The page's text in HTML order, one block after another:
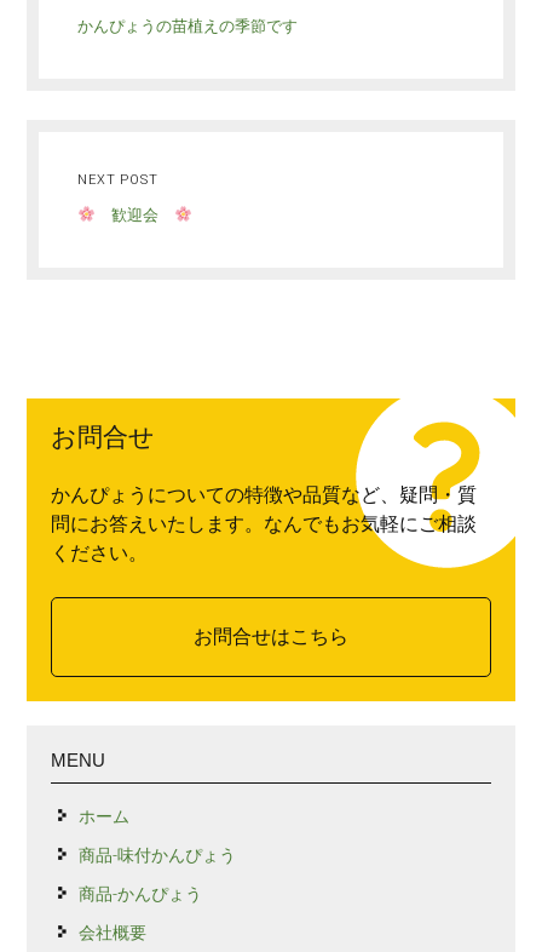
かんぴょうの苗植えの季節です
NEXT POST
歓迎会
お問合せ
かんぴょうについての特徴や品質など、疑問・質
問にお答えいたします。なんでもお気軽にご相談
ください。
お問合せはこちら
MENU
ホーム
商品-味付かんぴょう
商品-かんぴょう
会社概要